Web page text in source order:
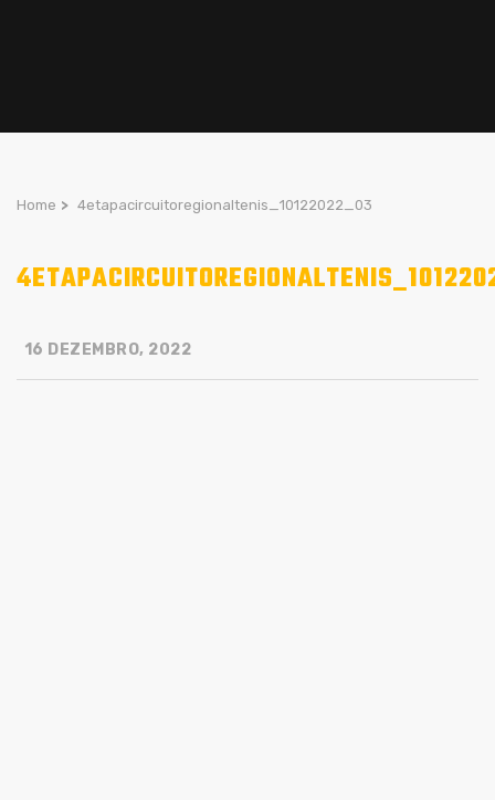
Home > 4etapacircuitoregionaltenis_10122022_03
16 DEZEMBRO, 2022